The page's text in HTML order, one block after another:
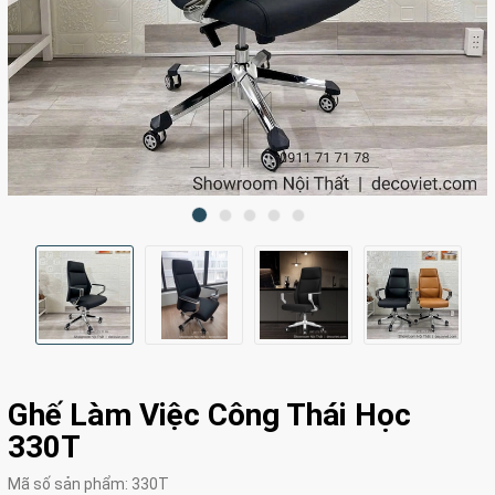
Ghế Làm Việc Công Thái Học
330T
Mã số sản phẩm: 330T